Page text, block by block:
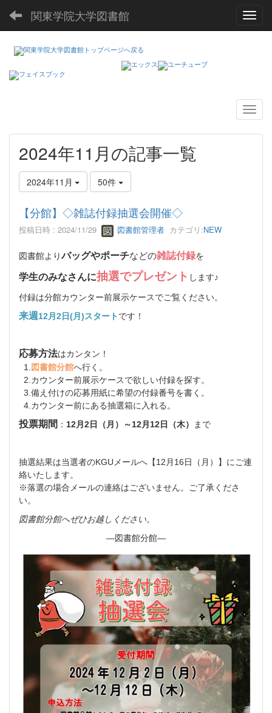
関東学院大学図書館
2024年11月の記事一覧
2024年11月 50件
【分館】◇雑誌付録抽選会開催◇
投稿日時 : 2024/11/29 図書館管理者 カテゴリ:NEW
図書館よりバッグやポーチなどの雑誌付録を
学生のみなさんに抽選でプレゼント します♪
付録は分館カウンター前展示ケースでご覧ください。
来週 12月2日(月)スタートです！
応募方法はカンタン！
1. 図書館分館へ行く。
2.カウンター前展示ケースで欲しい付録を探す。
3.備え付けの応募用紙に希望の付録番号を書く。
4.カウンター前にある抽選箱に入れる。
投票期間 ： 12月2日（月）～12月12日（木） まで
抽選結果は当選者のKGUメールへ【12月16日（月）】にご連
絡いたします。
※落選の場合メールの連絡はございません。ご了承くださ
い。
図書館分館へぜひお越しください。
―図書館分館―